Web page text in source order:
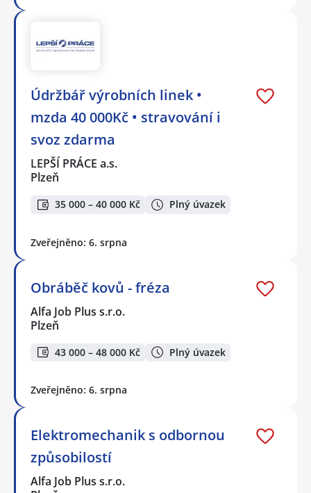
Údržbář výrobních linek •
mzda 40 000Kč • stravování i
svoz zdarma
LEPŠÍ PRÁCE a.s.
Plzeň
35 000 – 40 000 Kč Plný úvazek
Zveřejněno: 6. srpna
Obráběč kovů - fréza
Alfa Job Plus s.r.o.
Plzeň
43 000 – 48 000 Kč Plný úvazek
Zveřejněno: 6. srpna
Elektromechanik s odbornou
způsobilostí
Alfa Job Plus s.r.o.